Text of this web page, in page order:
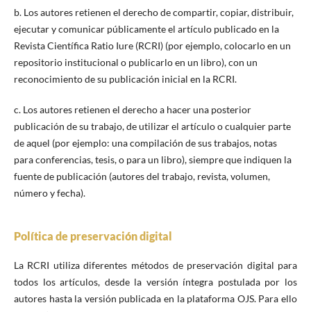
b. Los autores retienen el derecho de compartir, copiar, distribuir,
ejecutar y comunicar públicamente el artículo publicado en la
Revista Científica Ratio Iure (RCRI) (por ejemplo, colocarlo en un
repositorio institucional o publicarlo en un libro), con un
reconocimiento de su publicación inicial en la RCRI.
c. Los autores retienen el derecho a hacer una posterior
publicación de su trabajo, de utilizar el artículo o cualquier parte
de aquel (por ejemplo: una compilación de sus trabajos, notas
para conferencias, tesis, o para un libro), siempre que indiquen la
fuente de publicación (autores del trabajo, revista, volumen,
número y fecha).
Política de preservación digital
La RCRI utiliza diferentes métodos de preservación digital para
todos los artículos, desde la versión íntegra postulada por los
autores hasta la versión publicada en la plataforma OJS. Para ello